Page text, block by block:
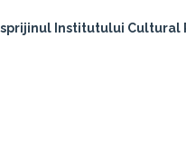
Institutului Cultural